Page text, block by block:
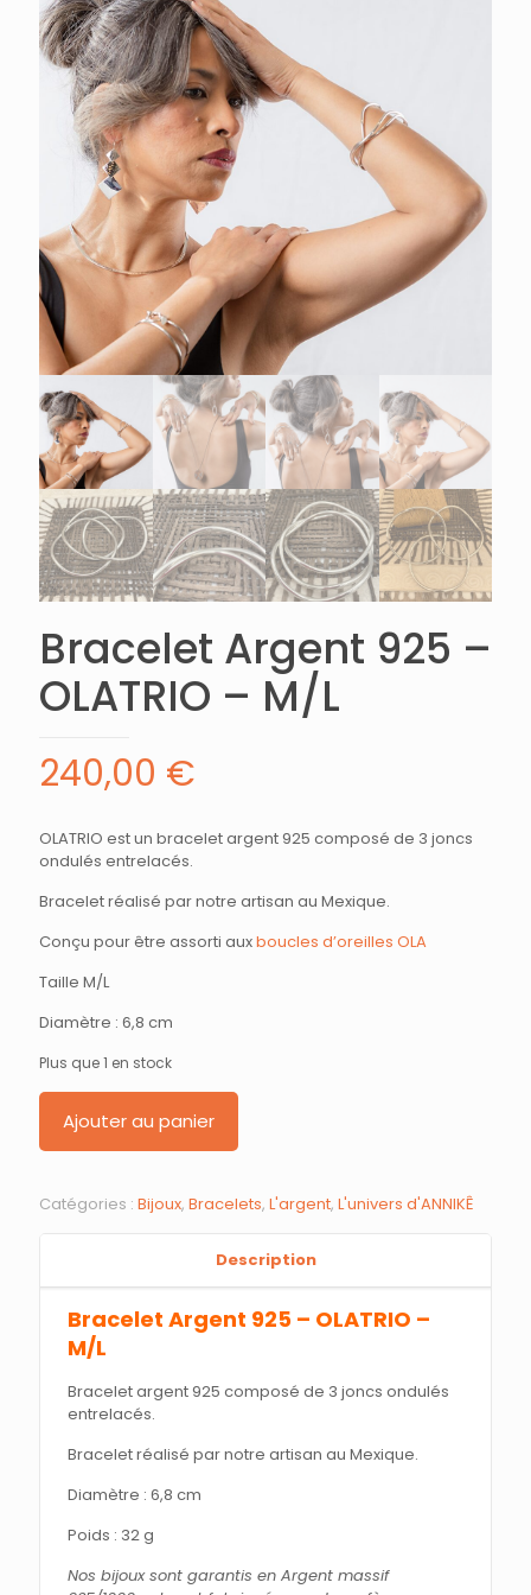
Bracelet Argent 925 –
OLATRIO – M/L
240,00 €
OLATRIO est un bracelet argent 925 composé de 3 joncs
ondulés entrelacés.
Bracelet réalisé par notre artisan au Mexique.
Conçu pour être assorti auxboucles d’oreilles OLA
Taille M/L
Diamètre : 6,8 cm
Plus que 1 en stock
Ajouter au panier
Catégories : Bijoux, Bracelets, L'argent, L'univers d'ANNIKÊ
Description
Bracelet Argent 925 – OLATRIO –
M/L
Bracelet argent 925 composé de 3 joncs ondulés
entrelacés.
Bracelet réalisé par notre artisan au Mexique.
Diamètre : 6,8 cm
Poids : 32 g
Nos bijoux sont garantis en Argent massif